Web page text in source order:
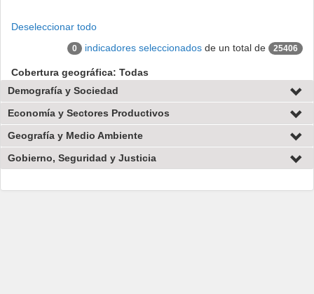
Deseleccionar todo
0 indicadores seleccionados de un total de 25406
Cobertura geográfica: Todas
Demografía y Sociedad
Economía y Sectores Productivos
Geografía y Medio Ambiente
Gobierno, Seguridad y Justicia